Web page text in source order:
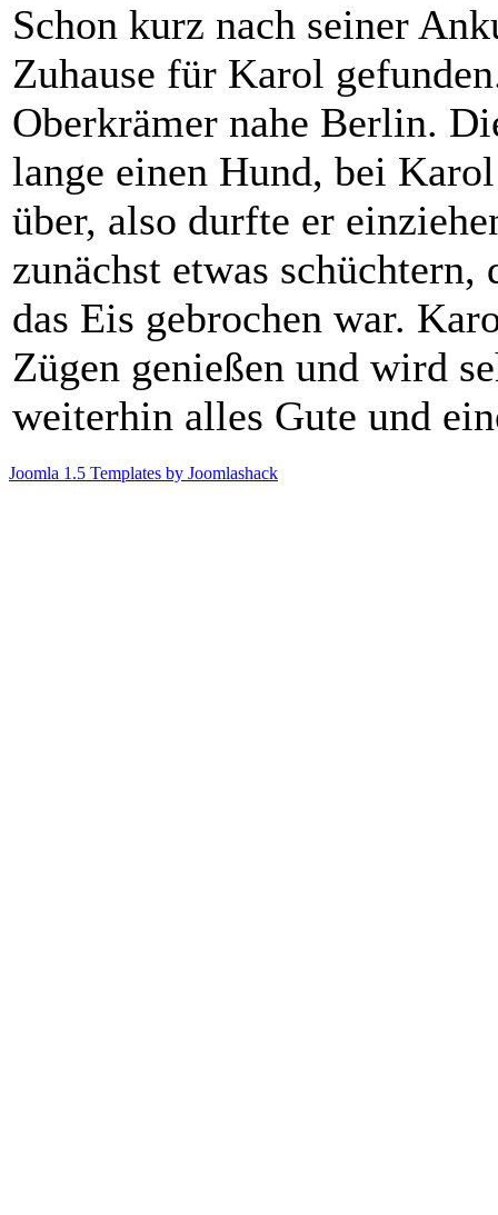
Schon kurz nach seiner
Zuhause für Karol
Oberkrämer nahe Berlin.
lange einen Hund, bei
über, also durfte er
zunächst etwas
das Eis gebrochen war.
Zügen genießen und wird
weiterhin alles Gute und
Joomla 1.5 Templates by Joomlashack